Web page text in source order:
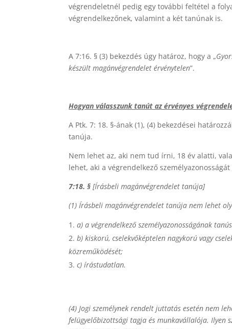
végrendeletnél pedig egy további feltétel a
végrendelkezőnek, valamint a két tanúnak is.
A 7:16. § (3) bekezdés úgy határoz, hogy a „
készült magánvégrendelet érvénytelen”.
Hogyan válasszunk tanút az érvényes
A Ptk. 7: 18. §-ának (1), (4) bekezdései
tanúja.
Nem lehet az, aki nem tud írni, 18 év alatti,
lehet, aki a végrendelkező
7:18. §[Írásbeli magánvégrendelet tanúja]
(1) Írásbeli magánvégrendelet tanúja nem lehet
a)a végrendelkező személyazonosságának
b)kiskorú, cselekvőképtelen nagykorú vagy
közreműködését;
c)írástudatlan.
(4) Jogi személynek rendelt juttatás esetén nem
felügyelőbizottsági tagja és munkavállalója. Ilyen